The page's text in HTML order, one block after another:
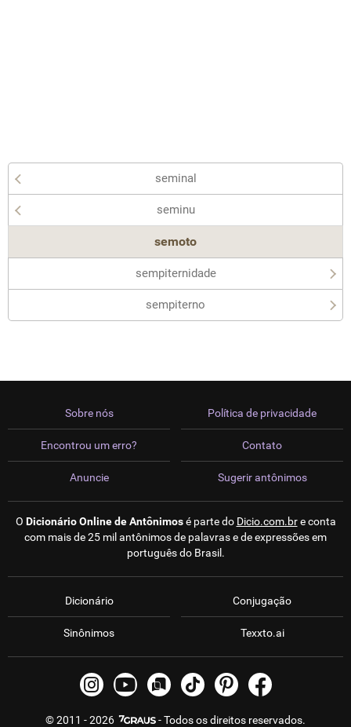
seminal
seminu
semoto
sempiternidade
sempiterno
Sobre nós
Encontrou um erro?
Anuncie
Política de privacidade
Contato
Sugerir antônimos
O Dicionário Online de Antônimosé parte do Dicio.com.bre conta
com mais de 25 mil antônimos de palavras e de expressões em
português do Brasil.
Dicionário
Sinônimos
Conjugação
Texxto.ai
© 2011 - 2026 - Todos os direitos reservados.